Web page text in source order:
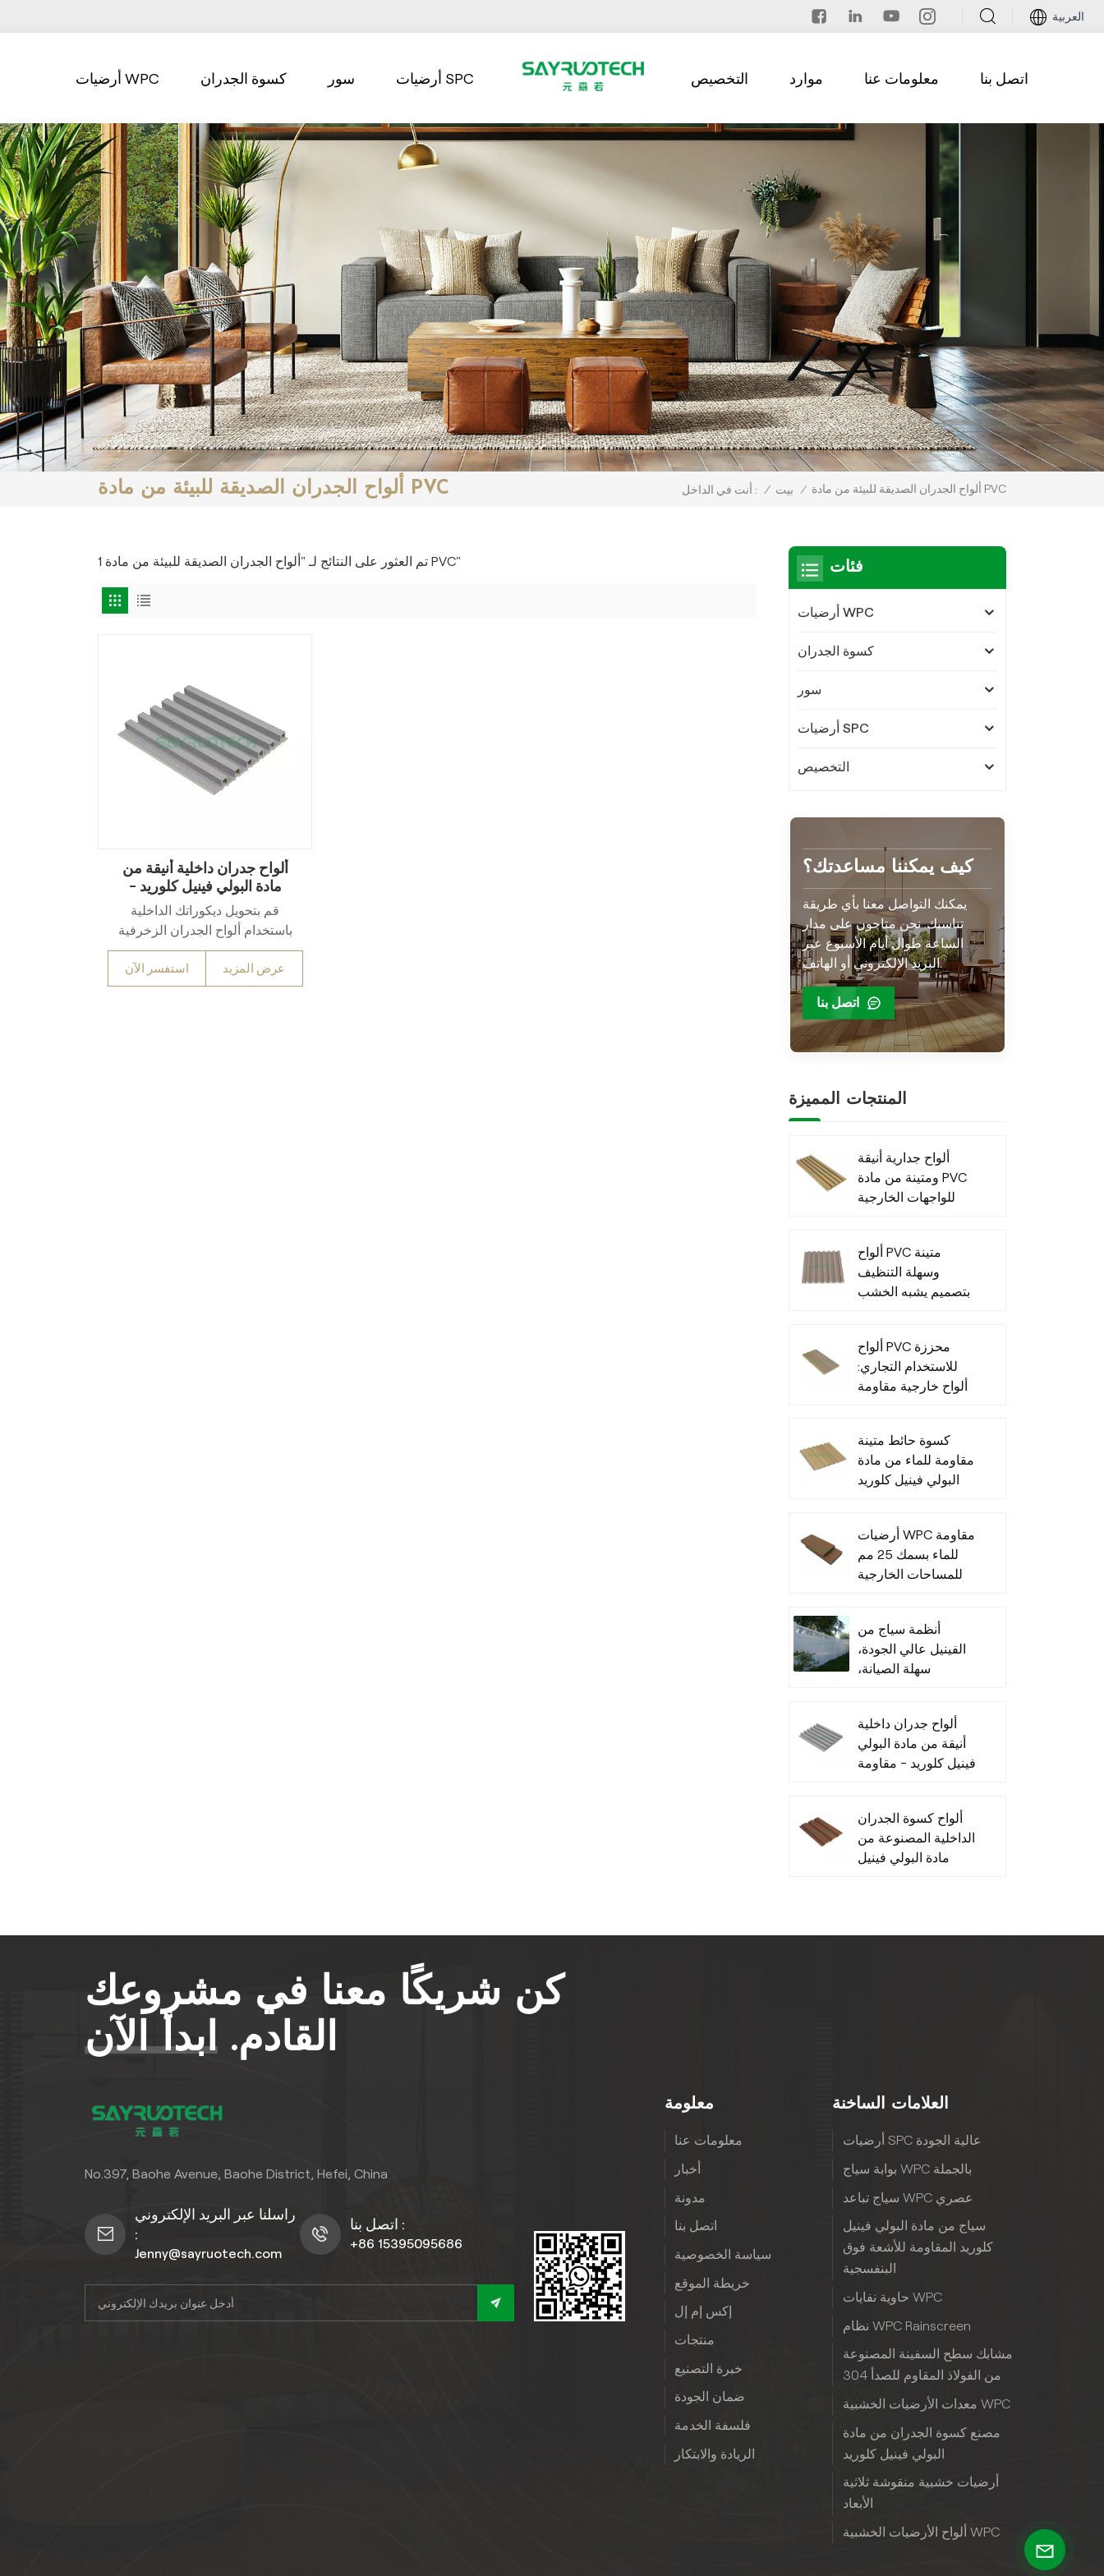
العربية
أرضيات WPC كسوة الجدران سور أرضيات SPC التخصيص موارد معلومات عنا اتصل بنا
ألواح الجدران الصديقة للبيئة من مادة PVC أنت في الداخل : / بيت / ألواح الجدران الصديقة للبيئة من مادة PVC
1 تم العثور على النتائج لـ "ألواح الجدران الصديقة للبيئة من مادة PVC"
ألواح جدران داخلية أنيقة من
مادة البولي فينيل كلوريد -
مقاومة للرطوبة
قم بتحويل ديكوراتك الداخلية
باستخدام ألواح الجدران الزخرفية
المصنوعة من مادة PVC المتميزة
صُممت ألواح الجدران الداخلية
المزخرفة المصنوعة من مادة PVC
استفسر الآن عرض المزيد
فئات
أرضيات WPC
كسوة الجدران
سور
أرضيات SPC
التخصيص
كيف يمكننا مساعدتك؟
يمكنك التواصل معنا بأي طريقة
تناسبك. نحن متاحون على مدار
الساعة طوال أيام الأسبوع عبر
البريد الإلكتروني أو الهاتف.
اتصل بنا
المنتجات المميزة
ألواح جدارية أنيقة
ومتينة من مادة PVC
للواجهات الخارجية
ألواح PVC متينة
وسهلة التنظيف
بتصميم يشبه الخشب
ألواح PVC محززة
للاستخدام التجاري:
ألواح خارجية مقاومة
كسوة حائط متينة
مقاومة للماء من مادة
البولي فينيل كلوريد
أرضيات WPC مقاومة
للماء بسمك 25 مم
للمساحات الخارجية
أنظمة سياج من
الفينيل عالي الجودة،
سهلة الصيانة،
ألواح جدران داخلية
أنيقة من مادة البولي
فينيل كلوريد - مقاومة
ألواح كسوة الجدران
الداخلية المصنوعة من
مادة البولي فينيل
كن شريكًا معنا في مشروعك
القادم. ابدأ الآن
No.397, Baohe Avenue, Baohe District, Hefei, China
راسلنا عبر البريد الإلكتروني
:
Jenny@sayruotech.com
اتصل بنا :
+86 15395095686
معلومة
معلومات عنا
أخبار
مدونة
اتصل بنا
سياسة الخصوصية
خريطة الموقع
إكس إم إل
منتجات
خبرة التصنيع
ضمان الجودة
فلسفة الخدمة
الريادة والابتكار
العلامات الساخنة
أرضيات SPC عالية الجودة
بوابة سياج WPC بالجملة
سياج تباعد WPC عصري
سياج من مادة البولي فينيل
كلوريد المقاومة للأشعة فوق
البنفسجية
حاوية نفايات WPC
نظام WPC Rainscreen
مشابك سطح السفينة المصنوعة
من الفولاذ المقاوم للصدأ 304
معدات الأرضيات الخشبية WPC
مصنع كسوة الجدران من مادة
البولي فينيل كلوريد
أرضيات خشبية منقوشة ثلاثية
الأبعاد
ألواح الأرضيات الخشبية WPC